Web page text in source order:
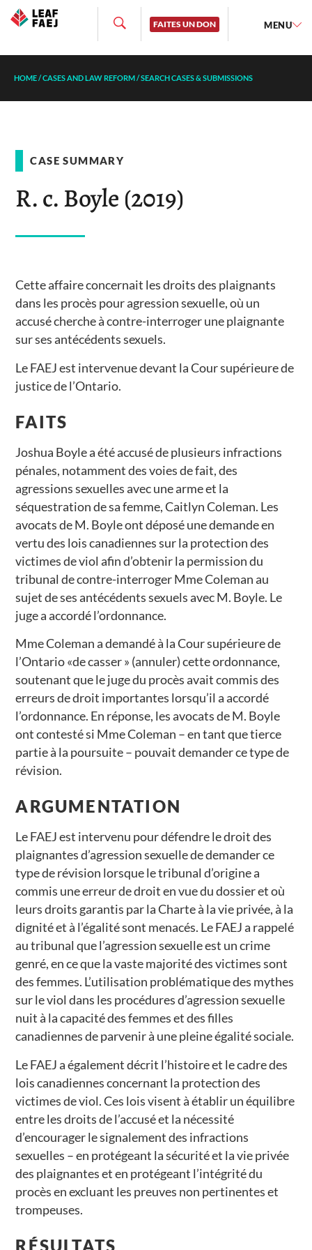
FAITES UN DON MENU
HOME/CASES AND LAW REFORM/SEARCH CASES & SUBMISSIONS
CASE SUMMARY
R. c. Boyle (2019)
Cette affaire concernait les droits des plaignants
dans les procès pour agression sexuelle, où un
accusé cherche à contre-interroger une plaignante
sur ses antécédents sexuels.
Le FAEJ est intervenue devant la Cour supérieure de
justice de l’Ontario.
FAITS
Joshua Boyle a été accusé de plusieurs infractions
pénales, notamment des voies de fait, des
agressions sexuelles avec une arme et la
séquestration de sa femme, Caitlyn Coleman. Les
avocats de M. Boyle ont déposé une demande en
vertu des lois canadiennes sur la protection des
victimes de viol afin d’obtenir la permission du
tribunal de contre-interroger Mme Coleman au
sujet de ses antécédents sexuels avec M. Boyle. Le
juge a accordé l’ordonnance.
Mme Coleman a demandé à la Cour supérieure de
l’Ontario «de casser » (annuler) cette ordonnance,
soutenant que le juge du procès avait commis des
erreurs de droit importantes lorsqu’il a accordé
l’ordonnance. En réponse, les avocats de M. Boyle
ont contesté si Mme Coleman – en tant que tierce
partie à la poursuite – pouvait demander ce type de
révision.
ARGUMENTATION
Le FAEJ est intervenu pour défendre le droit des
plaignantes d’agression sexuelle de demander ce
type de révision lorsque le tribunal d’origine a
commis une erreur de droit en vue du dossier et où
leurs droits garantis par la Charte à la vie privée, à la
dignité et à l’égalité sont menacés. Le FAEJ a rappelé
au tribunal que l’agression sexuelle est un crime
genré, en ce que la vaste majorité des victimes sont
des femmes. L’utilisation problématique des mythes
sur le viol dans les procédures d’agression sexuelle
nuit à la capacité des femmes et des filles
canadiennes de parvenir à une pleine égalité sociale.
Le FAEJ a également décrit l’histoire et le cadre des
lois canadiennes concernant la protection des
victimes de viol. Ces lois visent à établir un équilibre
entre les droits de l’accusé et la nécessité
d’encourager le signalement des infractions
sexuelles – en protégeant la sécurité et la vie privée
des plaignantes et en protégeant l’intégrité du
procès en excluant les preuves non pertinentes et
trompeuses.
RÉSULTATS